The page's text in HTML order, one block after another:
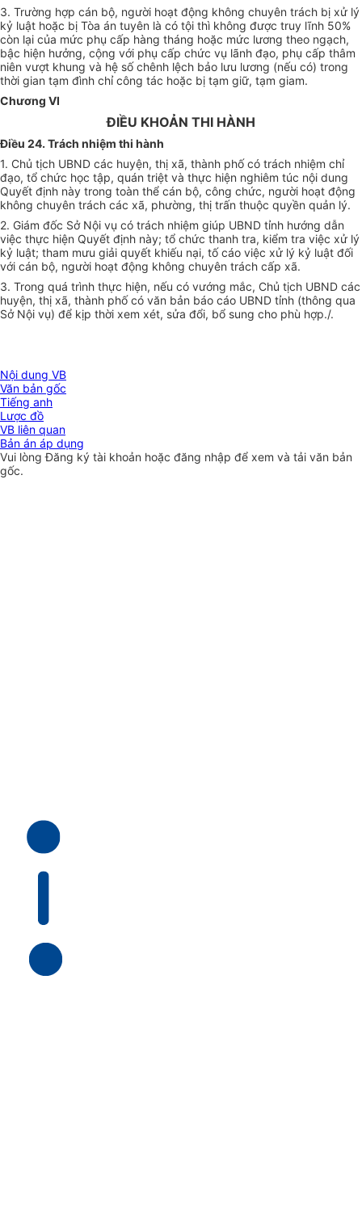
3. Trường hợp cán bộ, người hoạt động không chuyên trách bị xử lý
kỷ luật hoặc bị Tòa án tuyên là có tội thì không được truy lĩnh 50%
còn lại của mức phụ cấp hàng tháng hoặc mức lương theo ngạch,
bậc hiện hưởng, cộng với phụ cấp chức vụ lãnh đạo, phụ cấp thâm
niên vượt khung và hệ số chênh lệch bảo lưu lương (nếu có) trong
thời gian tạm đình chỉ công tác hoặc bị tạm giữ, tạm giam.
Chương VI
ĐIỀU KHOẢN THI HÀNH
Điều 24. Trách nhiệm thi hành
1. Chủ tịch UBND các huyện, thị xã, thành phố có trách nhiệm chỉ
đạo, tổ chức học tập, quán triệt và thực hiện nghiêm túc nội dung
Quyết định này trong toàn thể cán bộ, công chức, người hoạt động
không chuyên trách các xã, phường, thị trấn thuộc quyền quản lý.
2. Giám đốc Sở Nội vụ có trách nhiệm giúp UBND tỉnh hướng dẫn
việc thực hiện Quyết định này; tổ chức thanh tra, kiểm tra việc xử lý
kỷ luật; tham mưu giải quyết khiếu nại, tố cáo việc xử lý kỷ luật đối
với cán bộ, người hoạt động không chuyên trách cấp xã.
3. Trong quá trình thực hiện, nếu có vướng mắc, Chủ tịch UBND các
huyện, thị xã, thành phố có văn bản báo cáo UBND tỉnh (thông qua
Sở Nội vụ) để kịp thời xem xét, sửa đổi, bổ sung cho phù hợp./.
Nội dung VB
Văn bản gốc
Tiếng anh
Lược đồ
VB liên quan
Bản án áp dụng
Vui lòngĐăng ký tài khoản hoặc đăng nhập để xem và tải văn bản
gốc.